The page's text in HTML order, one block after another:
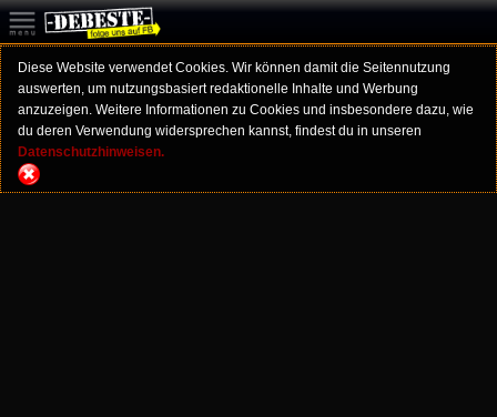
Diese Website verwendet Cookies. Wir können damit die Seitennutzung
auswerten, um nutzungsbasiert redaktionelle Inhalte und Werbung
anzuzeigen. Weitere Informationen zu Cookies und insbesondere dazu, wie
du deren Verwendung widersprechen kannst, findest du in unseren
Datenschutzhinweisen.